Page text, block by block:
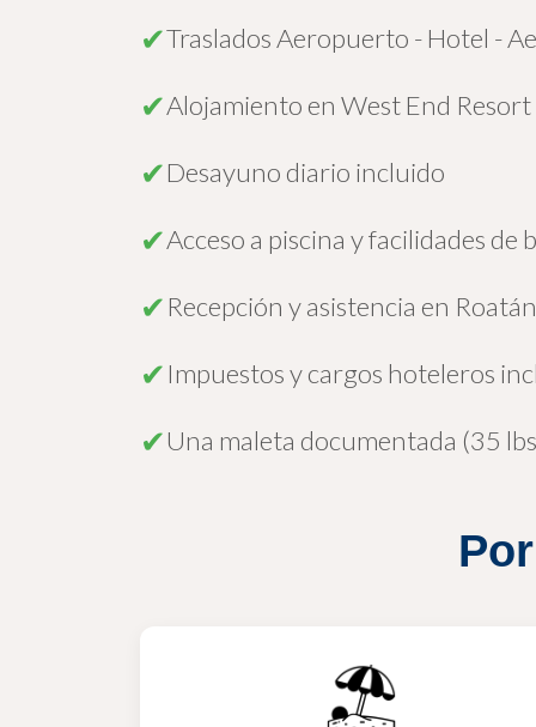
✔Traslados Aeropuerto - Hotel -
✔Alojamiento en West End Resort
✔Desayuno diario incluido
✔Acceso a piscina y facilidades de
✔ Recepción y asistencia en
✔ Impuestos y cargos hoteleros
✔Una maleta documentada (35